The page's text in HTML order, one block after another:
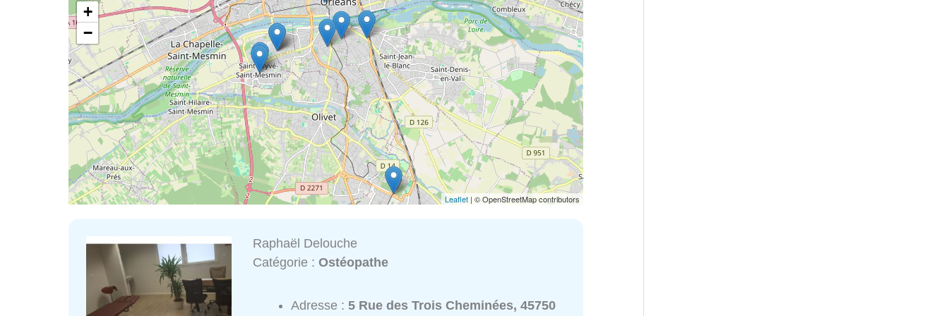
+
−
Leaflet | © OpenStreetMap contributors
Raphaël Delouche
Catégorie :Ostéopathe
Adresse :5 Rue des Trois Cheminées, 45750